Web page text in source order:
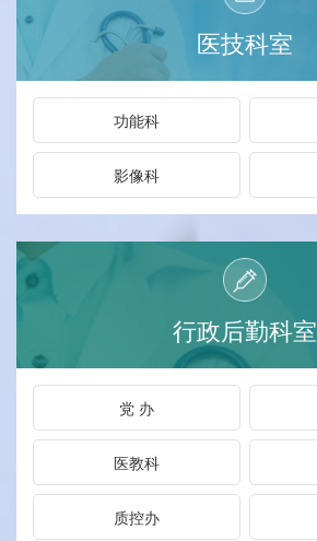
医技科室
功能科
影像科
行政后勤科室
党 办
医教科
质控办